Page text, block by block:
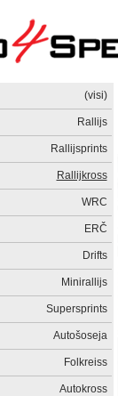
(visi)
Rallijs
Rallijsprints
Rallijkross
WRC
ERČ
Drifts
Minirallijs
Supersprints
Autošoseja
Folkreiss
Autokross